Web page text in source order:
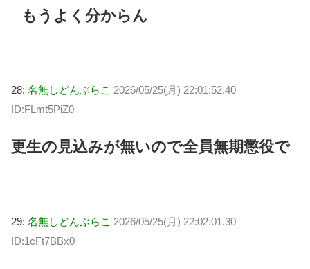
もうよく分からん
28: 名無しどんぶらこ 2026/05/25(月) 22:01:52.40
ID:FLmt5PiZ0
更生の見込みが無いので全員無期懲役で
29: 名無しどんぶらこ 2026/05/25(月) 22:02:01.30
ID:1cFt7BBx0